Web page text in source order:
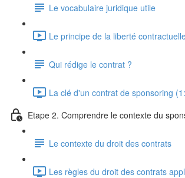
Le vocabulaire juridique utile
Le principe de la liberté
Qui rédige le contrat ?
La clé d'un contrat de sponsoring
Etape 2. Comprendre le contexte du
Le contexte du droit des contrats
Les règles du droit des contrats